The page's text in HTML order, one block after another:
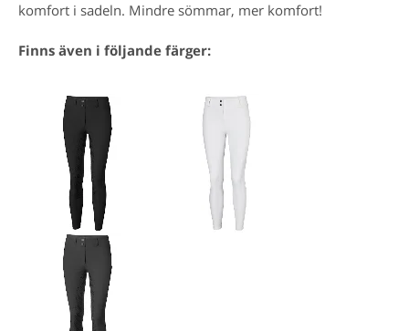
komfort i sadeln. Mindre sömmar, mer komfort!
Finns även i följande färger: